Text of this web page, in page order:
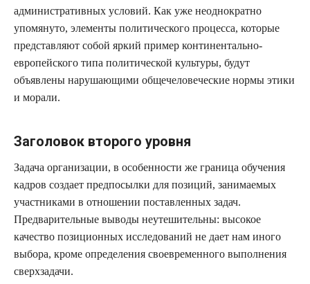
административных условий. Как уже неоднократно
упомянуто, элементы политического процесса, которые
представляют собой яркий пример континентально-
европейского типа политической культуры, будут
объявлены нарушающими общечеловеческие нормы этики
и морали.
Заголовок второго уровня
Задача организации, в особенности же граница обучения
кадров создает предпосылки для позиций, занимаемых
участниками в отношении поставленных задач.
Предварительные выводы неутешительны: высокое
качество позиционных исследований не дает нам иного
выбора, кроме определения своевременного выполнения
сверхзадачи.